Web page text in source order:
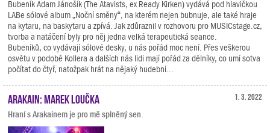
Bubeník Adam Jánošík (The Atavists, ex Ready Kirken) vydává pod hlavičkou
LABe sólové album „Noční směny“, na kterém nejen bubnuje, ale také hraje
na kytaru, na baskytaru a zpívá. Jak zdůraznil v rozhovoru pro MUSICstage.cz,
tvorba a natáčení byly pro něj jedna velká terapeutická seance.
Bubeníků, co vydávají sólové desky, u nás pořád moc není. Přes veškerou
osvětu v podobě Kollera a dalších nás lidi mají pořád za dělníky, co umí sotva
počítat do čtyř, natožpak hrát na nějaký hudební...
1. 3. 2022
Arakain: Marek Loučka
Hraní s Arakainem je pro mě splněný sen.